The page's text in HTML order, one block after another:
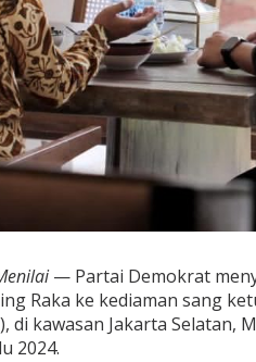
— Partai Demokrat
Raka ke kediaman sang
di kawasan Jakarta Selatan,
2024.